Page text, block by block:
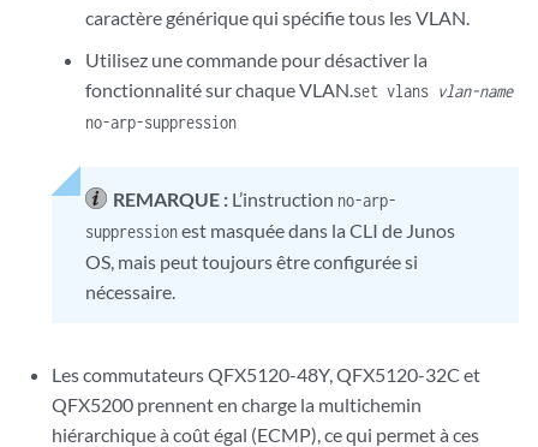
caractère générique qui spécifie tous les VLAN.
Utilisez une commande pour désactiver la
fonctionnalité sur chaque VLAN. set vlans vlan-name
no-arp-suppression
REMARQUE : L’instruction no-arp-
suppressionest masquée dans la CLI de Junos
OS, mais peut toujours être configurée si
nécessaire.
Les commutateurs QFX5120-48Y, QFX5120-32C et
QFX5200 prennent en charge la multichemin
hiérarchique à coût égal (ECMP), ce qui permet à ces